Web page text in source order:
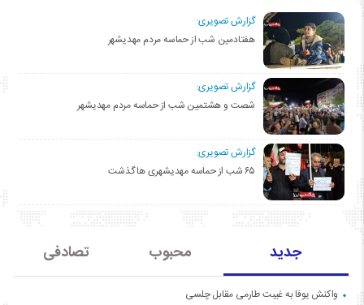
گزارش تصویری:
هفتادمین شب از حماسه مردم مهدیشهر
گزارش تصویری:
شصت و هشتمین شب از حماسه مردم مهدیشهر
گزارش تصویری:
۶۵ شب از حماسه مهدیشهری ها گذشت
جدید محبوب تصادفی
واکنش یوفا به غیبت طارمی مقابل چلسی